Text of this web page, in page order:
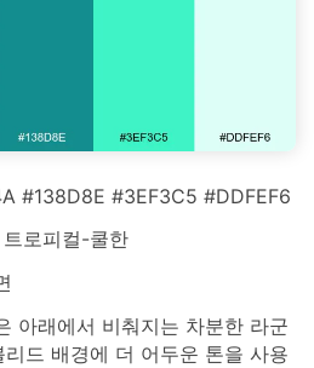
#138D8E #3EF3C5 #DDFEF6
로피컬-쿨한
아래에서 비춰지는 차분한 라군
드 배경에 더 어두운 톤을 사용